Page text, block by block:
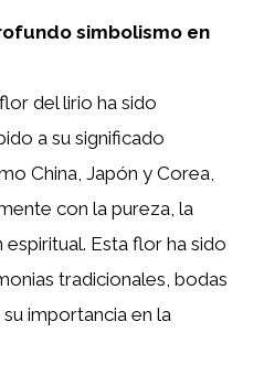
simbolismo en
del lirio ha sido
a su significado
China, Japón y Corea,
con la pureza, la
Esta flor ha sido
tradicionales, bodas
importancia en la